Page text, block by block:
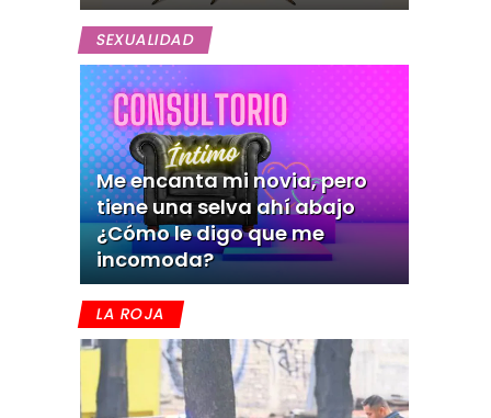
SEXUALIDAD
Me encanta mi novia, pero
tiene una selva ahí abajo
¿Cómo le digo que me
incomoda?
LA ROJA